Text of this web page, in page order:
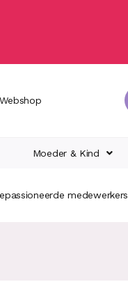
Webshop
Moeder & Kind
medewerkers